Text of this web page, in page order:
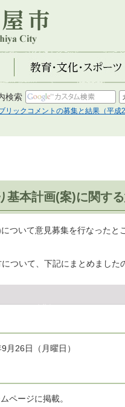
教育・文化・スポーツ
検索
リックコメントの募集と結果（平成
基本計画(案)に関す
ついて意見募集を行なったと
ついて、下記にまとめました
月26日（月曜日）
ページに掲載。